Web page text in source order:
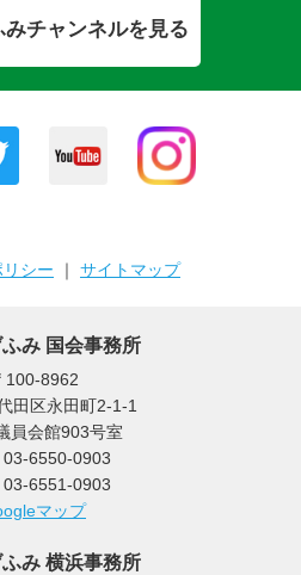
チャンネルを見る
シー ｜ サイトマップ
み 国会事務所
100-8962
田区永田町2-1-1
員会館903号室
03-6550-0903
03-6551-0903
マップ
み 横浜事務所